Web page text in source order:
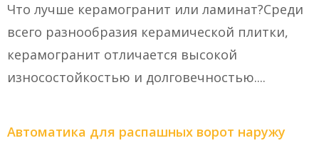
Что лучше керамогранит или ламинат?Среди
всего разнообразия керамической плитки,
керамогранит отличается высокой
износостойкостью и долговечностью....
Автоматика для распашных ворот наружу